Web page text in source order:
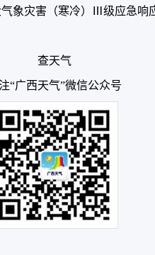
象灾害（寒冷）Ⅲ级应急响
查天气
“广西天气”微信公众号